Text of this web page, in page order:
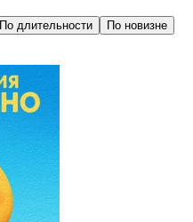
По длительности По новизне